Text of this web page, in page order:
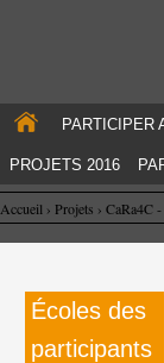
PARTICIPER
PROJETS 2016
Accueil › Projets › CaRa4C
Écoles des
participants